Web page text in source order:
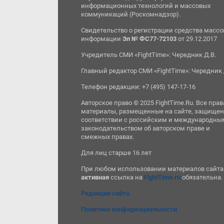
информационных технологий и массовых
коммуникаций (Роскомнадзор).
Свидетельство о регистрации средства
информацииЭл № ФС77-72103 от 29.12.2017
Учредитель СМИ «FightTime»: Чередник Д.В.
Главный редактор СМИ «FightTime»: Чередник
Телефон редакции: +7 (495) 147-17-16
Авторское право © 2025 FightTime.Ru. Все
материалы, размещенные на сайте,
соответствии с российским и
законодательством об авторском праве и
смежных правах.
Для лиц старше 16 лет
При любом использовании материалов сайта
активная ссылка на FightTime.ru обязательна.
Редакция сайта
Политика конфиденциальности